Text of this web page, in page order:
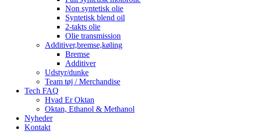
Non syntetisk olie
Syntetisk blend oil
2-takts olie
Olie transmission
Additiver,bremse,køling
Bremse
Additiver
Udstyr/dunke
Team tøj / Merchandise
Tech FAQ
Hvad Er Oktan
Oktan, Ethanol & Methanol
Nyheder
Kontakt